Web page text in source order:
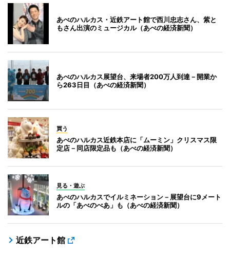
あべのハルカス・近鉄アート館で西川忠志さん、紫と
もさん出演のミュージカル（あべの経済新聞）
あべのハルカス展望台、来場者200万人到達－開業か
ら263日目（あべの経済新聞）
買う
あべのハルカス近鉄本店に「ムーミン」クリスマス限
定店－同店限定品も（あべの経済新聞）
見る・遊ぶ
あべのハルカスでイルミネーション－展望台に9メート
ルの「あべのべあ」も（あべの経済新聞）
近鉄アート館